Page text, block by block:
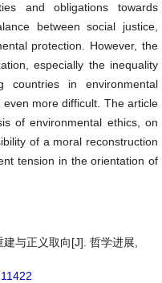
and obligations towards
between social justice,
protection. However, the
especially the inequality
countries in environmental
more difficult. The article
of environmental ethics, on
of a moral reconstruction
tension in the orientation of
与正义取向[J]. 哲学进展,